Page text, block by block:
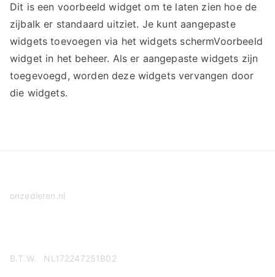
Dit is een voorbeeld widget om te laten zien hoe de
zijbalk er standaard uitziet. Je kunt aangepaste
widgets toevoegen via het widgets schermVoorbeeld
widget in het beheer. Als er aangepaste widgets zijn
toegevoegd, worden deze widgets vervangen door
die widgets.
onzedieren.nl
B.T.W. NL172247251B02